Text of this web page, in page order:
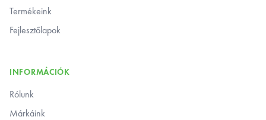
Termékeink
Fejlesztőlapok
INFORMÁCIÓK
Rólunk
Márkáink